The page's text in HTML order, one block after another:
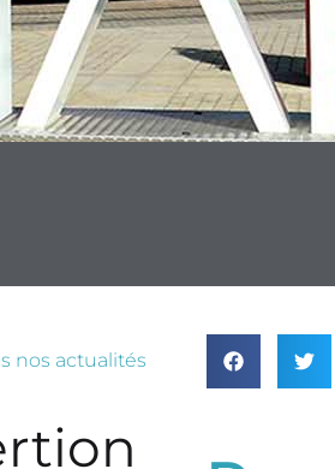
nos actualités